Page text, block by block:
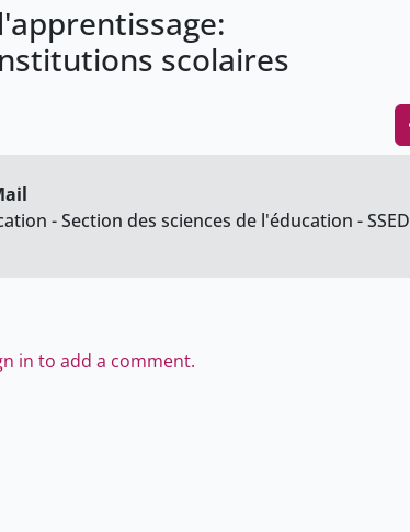
scolaires
- Section des sciences de l'éducation - SSED
in to add a comment.